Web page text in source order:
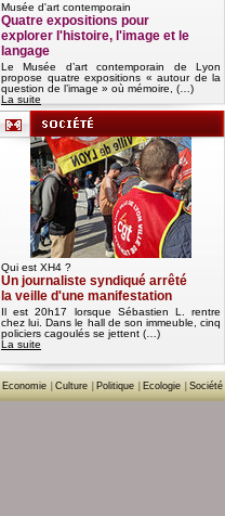
Musée d'art contemporain
Quatre expositions pour
explorer l'histoire, l'image et le
langage
Le Musée d’art contemporain de Lyon
propose quatre expositions « autour de la
question de l’image » où mémoire, (…)
La suite
Qui est XH4 ?
Un journaliste syndiqué arrêté
la veille d'une manifestation
Il est 20h17 lorsque Sébastien L. rentre
chez lui. Dans le hall de son immeuble, cinq
policiers cagoulés se jettent (…)
La suite
Economie Culture Politique Ecologie Société